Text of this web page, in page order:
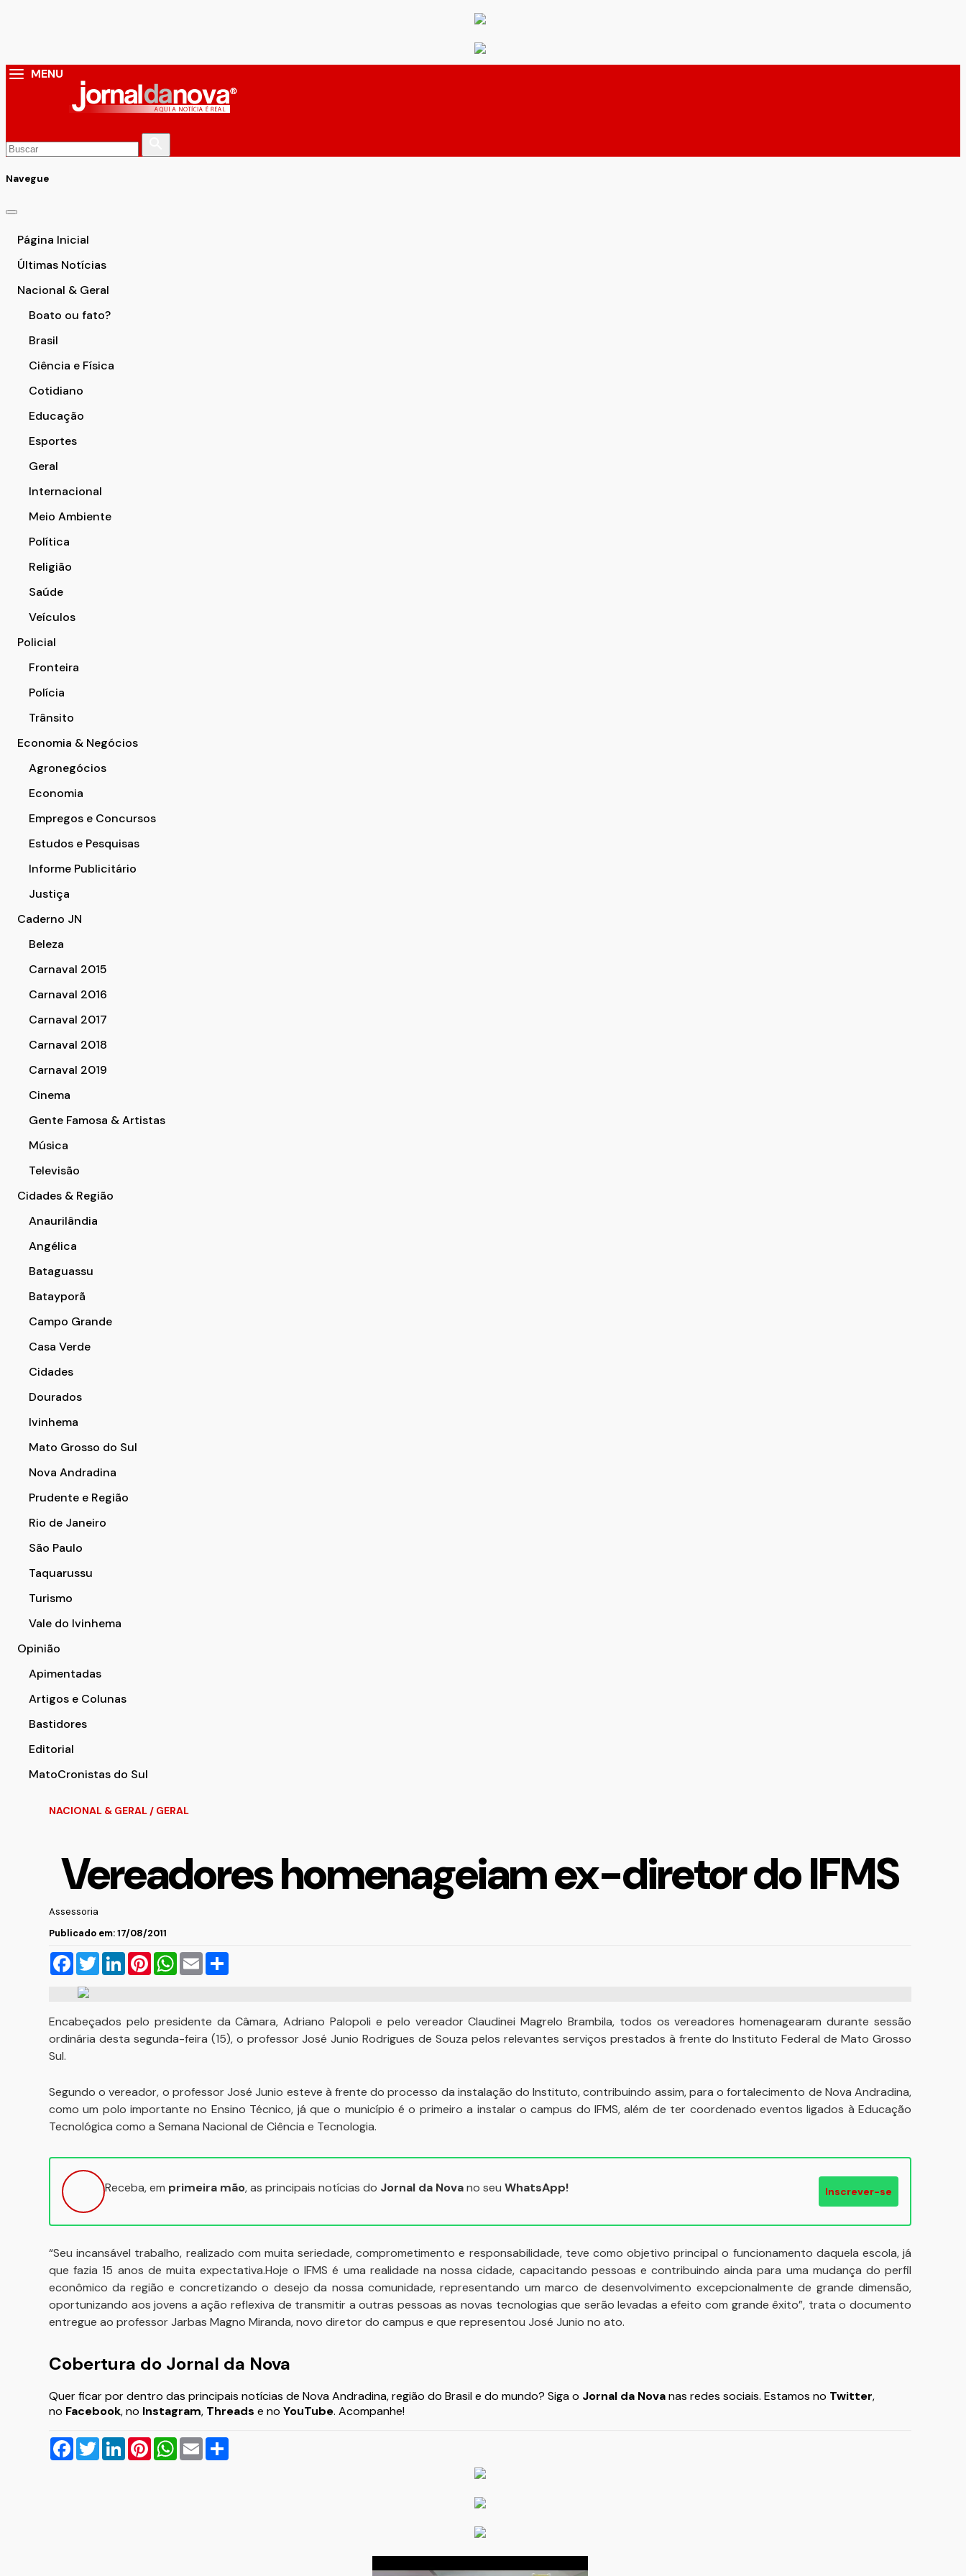
MENU
Navegue
Página Inicial
Últimas Notícias
Nacional & Geral
Boato ou fato?
Brasil
Ciência e Física
Cotidiano
Educação
Esportes
Geral
Internacional
Meio Ambiente
Política
Religião
Saúde
Veículos
Policial
Fronteira
Polícia
Trânsito
Economia & Negócios
Agronegócios
Economia
Empregos e Concursos
Estudos e Pesquisas
Informe Publicitário
Justiça
Caderno JN
Beleza
Carnaval 2015
Carnaval 2016
Carnaval 2017
Carnaval 2018
Carnaval 2019
Cinema
Gente Famosa & Artistas
Música
Televisão
Cidades & Região
Anaurilândia
Angélica
Bataguassu
Batayporã
Campo Grande
Casa Verde
Cidades
Dourados
Ivinhema
Mato Grosso do Sul
Nova Andradina
Prudente e Região
Rio de Janeiro
São Paulo
Taquarussu
Turismo
Vale do Ivinhema
Opinião
Apimentadas
Artigos e Colunas
Bastidores
Editorial
MatoCronistas do Sul
NACIONAL & GERAL / GERAL
Vereadores homenageiam ex-diretor do IFMS
Assessoria
Publicado em: 17/08/2011
Facebook
TwitterLinkedInPinterestWhatsApp
Email
Encabeçados pelo presidente da Câmara, Adriano Palopoli e pelo vereador Claudinei Magrelo Brambila, todos os vereadores homenagearam durante sessão
ordinária desta segunda-feira (15), o professor José Junio Rodrigues de Souza pelos relevantes serviços prestados à frente do Instituto Federal de Mato Grosso
Sul.
Segundo o vereador, o professor José Junio esteve à frente do processo da instalação do Instituto, contribuindo assim, para o fortalecimento de Nova Andradina,
como um polo importante no Ensino Técnico, já que o município é o primeiro a instalar o campus do IFMS, além de ter coordenado eventos ligados à Educação
Tecnológica como a Semana Nacional de Ciência e Tecnologia.
Receba, em primeira mão, as principais notícias do Jornal da Novano seu WhatsApp! Inscrever-se
“Seu incansável trabalho, realizado com muita seriedade, comprometimento e responsabilidade, teve como objetivo principal o funcionamento daquela escola, já
que fazia 15 anos de muita expectativa.Hoje o IFMS é uma realidade na nossa cidade, capacitando pessoas e contribuindo ainda para uma mudança do perfil
econômico da região e concretizando o desejo da nossa comunidade, representando um marco de desenvolvimento excepcionalmente de grande dimensão,
oportunizando aos jovens a ação reflexiva de transmitir a outras pessoas as novas tecnologias que serão levadas a efeito com grande êxito”, trata o documento
entregue ao professor Jarbas Magno Miranda, novo diretor do campus e que representou José Junio no ato.
Cobertura do Jornal da Nova
Quer ficar por dentro das principais notícias de Nova Andradina, região do Brasil e do mundo? Siga o Jornal da Novanas redes sociais. Estamos no Twitter,
no Facebook, no Instagram, Threads e no YouTube. Acompanhe!
Facebook
TwitterLinkedInPinterestWhatsApp
Email